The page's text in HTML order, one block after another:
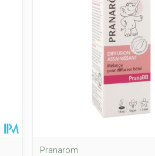
Pranarom